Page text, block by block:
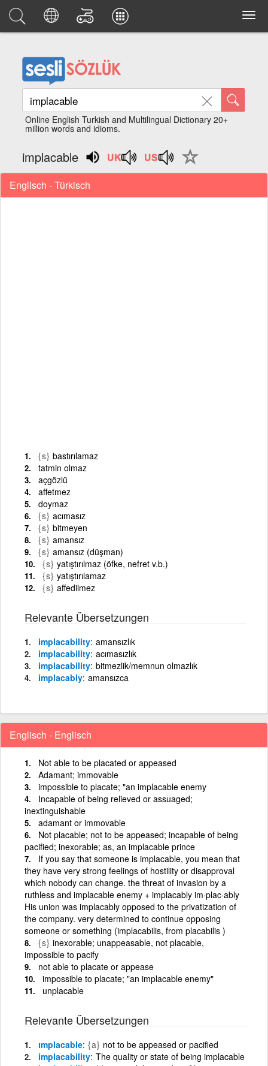
Online English Turkish and Multilingual Dictionary 20+
million words and idioms.
implacable
Englisch - Türkisch
{s} bastırılamaz
tatmin olmaz
açgözlü
affetmez
doymaz
{s} acımasız
{s} bitmeyen
{s} amansız
{s} amansız (düşman)
{s} yatıştırılmaz (öfke, nefret v.b.)
{s} yatıştırılamaz
{s} affedilmez
Relevante Übersetzungen
implacability amansızlık
implacability acımasızlık
implacability bitmezlik/memnun olmazlık
implacably amansızca
Englisch - Englisch
Not able to be placated or appeased
Adamant; immovable
impossible to placate; "an implacable enemy
Incapable of being relieved or assuaged;
inextinguishable
adamant or immovable
Not placable; not to be appeased; incapable of being
pacified; inexorable; as, an implacable prince
If you say that someone is implacable, you mean that
they have very strong feelings of hostility or disapproval
which nobody can change. the threat of invasion by a
ruthless and implacable enemy + implacably im·plac·ably
His union was implacably opposed to the privatization of
the company. very determined to continue opposing
someone or something (implacabilis, from placabilis )
{s} inexorable; unappeasable, not placable,
impossible to pacify
not able to placate or appease
impossible to placate; "an implacable enemy"
unplacable
Relevante Übersetzungen
ımplacable {a} not to be appeased or pacified
implacability The quality or state of being implacable